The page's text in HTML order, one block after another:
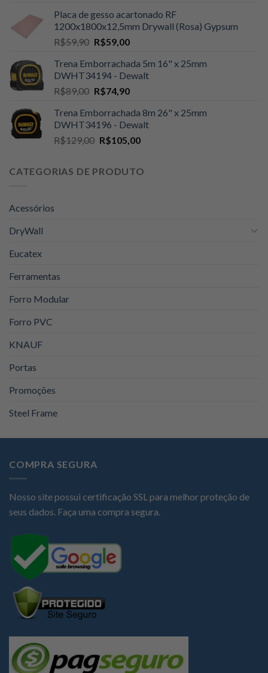
original
era:
R$109,00.
atual
é:
Placa de gesso acartonado RF
1200x1800x12,5mm Drywall (Rosa) Gypsum
R$59,90 O
original
era:
R$59,90.
R$59,00O
atual
é:
R$59,00.
Trena Emborrachada 5m 16" x 25mm
DWHT34194 - Dewalt
R$89,00 O
original
era:
R$89,00.
R$74,90O
atual
é:
R$74,90.
Trena Emborrachada 8m 26" x 25mm
DWHT34196 - Dewalt
R$129,00 O
era:
R$105,00O
é:
CATEGORIAS DE PRODUTO
Acessórios
DryWall
Eucatex
Ferramentas
Forro Modular
Forro PVC
KNAUF
Portas
Promoções
Steel Frame
COMPRA SEGURA
Nosso site possui certificação SSL para melhor proteção de
seus dados. Faça uma compra segura.